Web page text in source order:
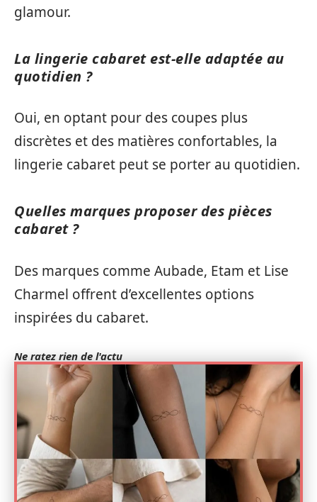
glamour.
La lingerie cabaret est-elle adaptée au
quotidien ?
Oui, en optant pour des coupes plus
discrètes et des matières confortables, la
lingerie cabaret peut se porter au quotidien.
Quelles marques proposer des pièces
cabaret ?
Des marques comme Aubade, Etam et Lise
Charmel offrent d’excellentes options
inspirées du cabaret.
Ne ratez rien de l'actu